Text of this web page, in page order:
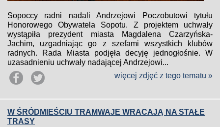
Sopoccy radni nadali Andrzejowi Poczobutowi tytułu
Honorowego Obywatela Sopotu. Z projektem uchwały
wystąpiła prezydent miasta Magdalena Czarzyńska-
Jachim, uzgadniając go z szefami wszystkich klubów
radnych. Rada Miasta podjęła decyję jednogłośnie. W
uzasadnieniu uchwały nadającej Andrzejowi...
więcej zdjęć z tego tematu »
W ŚRÓDMIEŚCIU TRAMWAJE WRACAJĄ NA STAŁE
TRASY